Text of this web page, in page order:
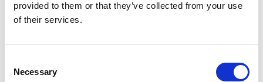
provided to them or that they’ve collected from your use
of their services.
Selection
Necessary
We hebben ons eerst
gericht op de locaties die
het meest gebrand waren